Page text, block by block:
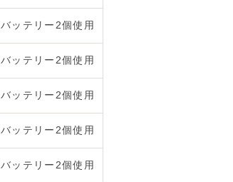
バッテリー2個使用
バッテリー2個使用
バッテリー2個使用
バッテリー2個使用
バッテリー2個使用